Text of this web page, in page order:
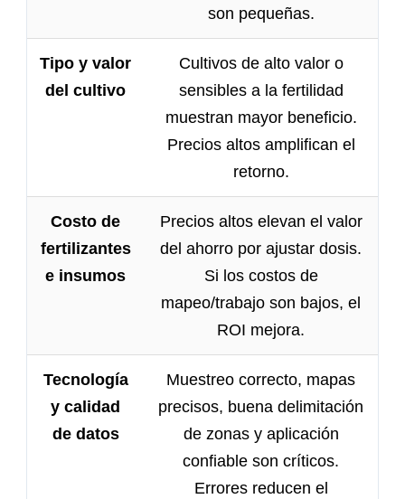
son pequeñas.
Tipo y valor
del cultivo
Cultivos de alto valor o
sensibles a la fertilidad
muestran mayor beneficio.
Precios altos amplifican el
retorno.
Costo de
fertilizantes
e insumos
Precios altos elevan el valor
del ahorro por ajustar dosis.
Si los costos de
mapeo/trabajo son bajos, el
ROI mejora.
Tecnología
y calidad
de datos
Muestreo correcto, mapas
precisos, buena delimitación
de zonas y aplicación
confiable son críticos.
Errores reducen el